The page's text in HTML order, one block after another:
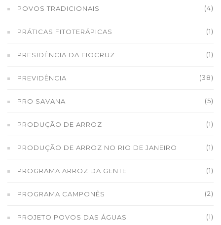
POVOS TRADICIONAIS (4)
PRÁTICAS FITOTERÁPICAS (1)
PRESIDÊNCIA DA FIOCRUZ (1)
PREVIDÊNCIA (38)
PRO SAVANA (5)
PRODUÇÃO DE ARROZ (1)
PRODUÇÃO DE ARROZ NO RIO DE JANEIRO (1)
PROGRAMA ARROZ DA GENTE (1)
PROGRAMA CAMPONÊS (2)
PROJETO POVOS DAS ÁGUAS (1)